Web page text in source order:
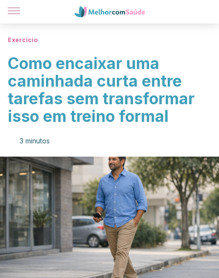
Exercicio
Como encaixar uma
caminhada curta entre
tarefas sem transformar
isso em treino formal
3 minutos